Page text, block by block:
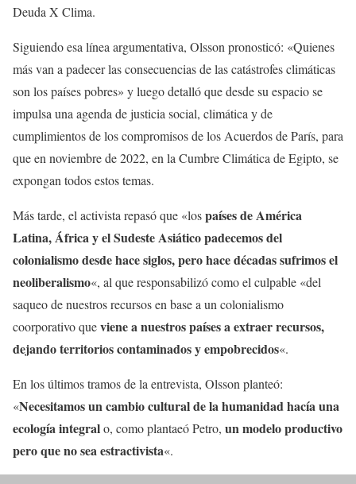
Deuda X Clima.
Siguiendo esa línea argumentativa, Olsson pronosticó: «Quienes
más van a padecer las consecuencias de las catástrofes climáticas
son los países pobres» y luego detalló que desde su espacio se
impulsa una agenda de justicia social, climática y de
cumplimientos de los compromisos de los Acuerdos de París, para
que en noviembre de 2022, en la Cumbre Climática de Egipto, se
expongan todos estos temas.
Más tarde, el activista repasó que «lospaíses de América
Latina, África y el Sudeste Asiático padecemos del
colonialismo desde hace siglos, pero hace décadas sufrimos el
neoliberalismo«, al que responsabilizó como el culpable «del
saqueo de nuestros recursos en base a un colonialismo
coorporativo queviene a nuestros países a extraer recursos,
dejando territorios contaminados y empobrecidos«.
En los últimos tramos de la entrevista, Olsson planteó:
«Necesitamos un cambio cultural de la humanidad hacía una
ecología integralo, como plantaeó Petro, un modelo productivo
pero que no sea estractivista«.